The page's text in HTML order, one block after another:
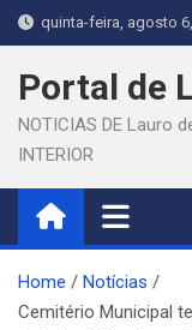
Skip
to
content
quinta-feira, agosto
Portal de
NOTICIAS DE Lauro
INTERIOR
Home
Notícias
Cemitério Municipal